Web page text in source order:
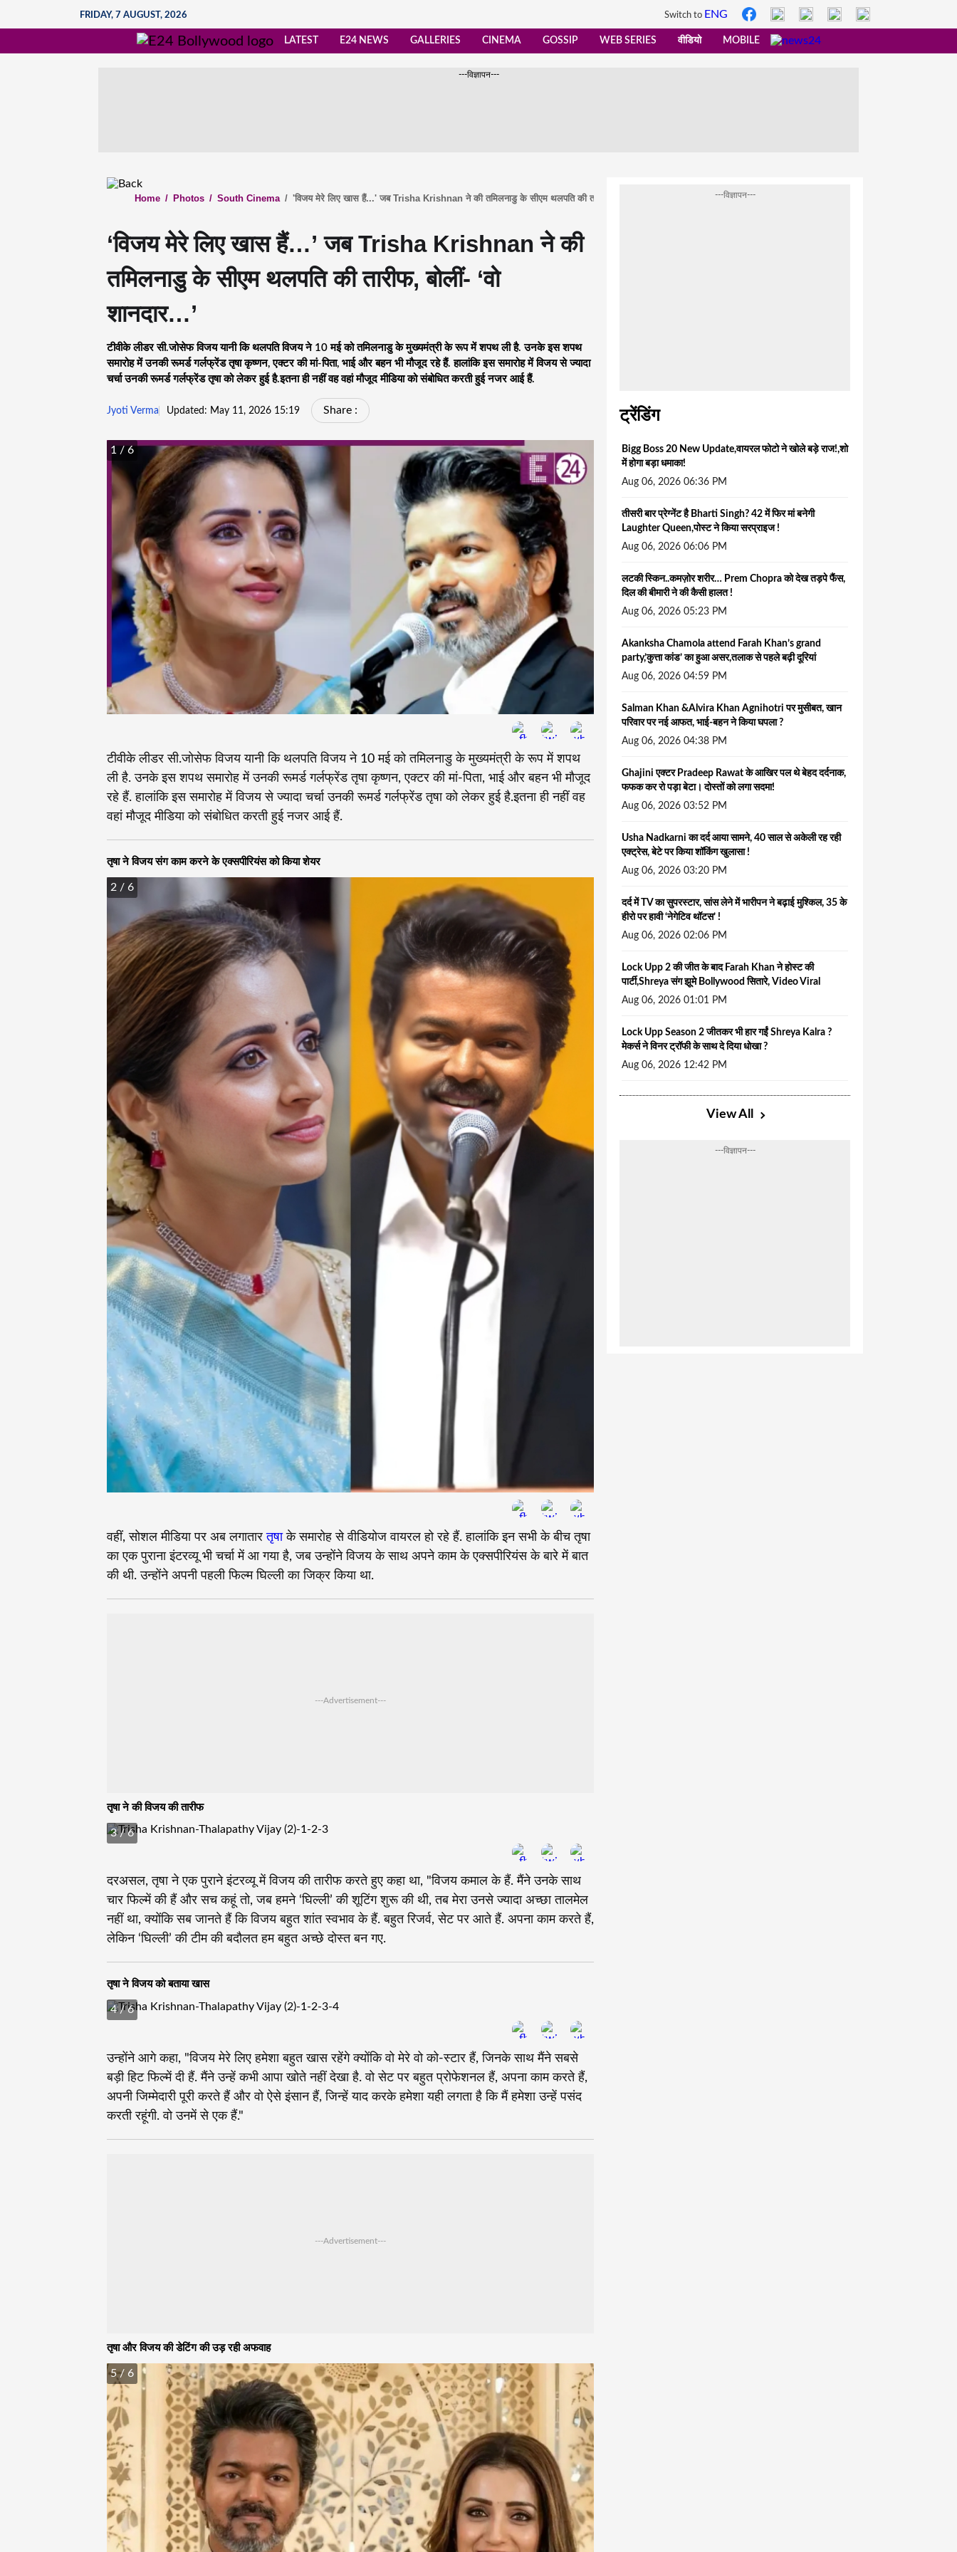
FRIDAY, 7 AUGUST, 2026 Switch to ENG
LATEST E24 NEWS GALLERIES CINEMA GOSSIP WEB SERIES वीडियो MOBILE
---विज्ञापन---
Home / Photos / South Cinema / 'विजय मेरे लिए खास हैं...' जब Trisha Krishnan ने की तमिलनाडु के सीएम थलपति की तारीफ, बोलीं- 'वो शानदार...'
‘विजय मेरे लिए खास हैं…’ जब Trisha Krishnan ने की
तमिलनाडु के सीएम थलपति की तारीफ, बोलीं- ‘वो
शानदार…’
टीवीके लीडर सी.जोसेफ विजय यानी कि थलपति विजय ने 10 मई को तमिलनाडु के मुख्यमंत्री के रूप में शपथ ली है. उनके इस शपथ
समारोह में उनकी रूमर्ड गर्लफ्रेंड तृषा कृष्णन, एक्टर की मां-पिता, भाई और बहन भी मौजूद रहे हैं. हालांकि इस समारोह में विजय से ज्यादा
चर्चा उनकी रूमर्ड गर्लफ्रेंड तृषा को लेकर हुई है.इतना ही नहीं वह वहां मौजूद मीडिया को संबोधित करती हुई नजर आई हैं.
Jyoti Verma Updated: May 11, 2026 15:19 Share :
1 / 6
टीवीके लीडर सी.जोसेफ विजय यानी कि थलपति विजय ने 10 मई को तमिलनाडु के मुख्यमंत्री के रूप में शपथ
ली है. उनके इस शपथ समारोह में उनकी रूमर्ड गर्लफ्रेंड तृषा कृष्णन, एक्टर की मां-पिता, भाई और बहन भी मौजूद
रहे हैं. हालांकि इस समारोह में विजय से ज्यादा चर्चा उनकी रूमर्ड गर्लफ्रेंड तृषा को लेकर हुई है.इतना ही नहीं वह
वहां मौजूद मीडिया को संबोधित करती हुई नजर आई हैं.
तृषा ने विजय संग काम करने के एक्सपीरियंस को किया शेयर
2 / 6
वहीं, सोशल मीडिया पर अब लगातारतृषाके समारोह से वीडियोज वायरल हो रहे हैं. हालांकि इन सभी के बीच तृषा
का एक पुराना इंटरव्यू भी चर्चा में आ गया है, जब उन्होंने विजय के साथ अपने काम के एक्सपीरियंस के बारे में बात
की थी. उन्होंने अपनी पहली फिल्म घिल्ली का जिक्र किया था.
---Advertisement---
तृषा ने की विजय की तारीफ
3/ 6
दरअसल, तृषा ने एक पुराने इंटरव्यू में विजय की तारीफ करते हुए कहा था, "विजय कमाल के हैं. मैंने उनके साथ
चार फिल्में की हैं और सच कहूं तो, जब हमने ‘घिल्ली’ की शूटिंग शुरू की थी, तब मेरा उनसे ज्यादा अच्छा तालमेल
नहीं था, क्योंकि सब जानते हैं कि विजय बहुत शांत स्वभाव के हैं. बहुत रिजर्व, सेट पर आते हैं. अपना काम करते हैं,
लेकिन ‘घिल्ली’ की टीम की बदौलत हम बहुत अच्छे दोस्त बन गए.
तृषा ने विजय को बताया खास
4/ 6
उन्होंने आगे कहा, "विजय मेरे लिए हमेशा बहुत खास रहेंगे क्योंकि वो मेरे वो को-स्टार हैं, जिनके साथ मैंने सबसे
बड़ी हिट फिल्में दी हैं. मैंने उन्हें कभी आपा खोते नहीं देखा है. वो सेट पर बहुत प्रोफेशनल हैं, अपना काम करते हैं,
अपनी जिम्मेदारी पूरी करते हैं और वो ऐसे इंसान हैं, जिन्हें याद करके हमेशा यही लगता है कि मैं हमेशा उन्हें पसंद
करती रहूंगी. वो उनमें से एक हैं."
---Advertisement---
तृषा और विजय की डेटिंग की उड़ रही अफवाह
5/ 6
---विज्ञापन---
ट्रेंडिंग
Bigg Boss 20 New Update,वायरल फोटो ने खोले बड़े राज!,शो
में होगा बड़ा धमाका!
Aug 06, 2026 06:36 PM
तीसरी बार प्रेग्नेंट है Bharti Singh? 42 में फिर मां बनेगी
Laughter Queen,पोस्ट ने किया सरप्राइज !
Aug 06, 2026 06:06 PM
लटकी स्किन..कमज़ोर शरीर… Prem Chopra को देख तड़पे फैंस,
दिल की बीमारी ने की कैसी हालत !
Aug 06, 2026 05:23 PM
Akanksha Chamola attend Farah Khan’s grand
party,’कुत्ता कांड’ का हुआ असर,तलाक से पहले बढ़ी दूरियां
Aug 06, 2026 04:59 PM
Salman Khan &Alvira Khan Agnihotri पर मुसीबत, खान
परिवार पर नई आफत, भाई-बहन ने किया घपला ?
Aug 06, 2026 04:38 PM
Ghajini एक्टर Pradeep Rawat के आखिर पल थे बेहद दर्दनाक,
फफक कर रो पड़ा बेटा। दोस्तों को लगा सदमा!
Aug 06, 2026 03:52 PM
Usha Nadkarni का दर्द आया सामने, 40 साल से अकेली रह रही
एक्ट्रेस, बेटे पर किया शॉकिंग खुलासा !
Aug 06, 2026 03:20 PM
दर्द में TV का सुपरस्टार, सांस लेने में भारीपन ने बढ़ाई मुश्किल, 35 के
हीरो पर हावी ‘नेगेटिव थॉटस’ !
Aug 06, 2026 02:06 PM
Lock Upp 2 की जीत के बाद Farah Khan ने होस्ट की
पार्टी,Shreya संग झूमे Bollywood सितारे, Video Viral
Aug 06, 2026 01:01 PM
Lock Upp Season 2 जीतकर भी हार गईं Shreya Kalra ?
मेकर्स ने विनर ट्रॉफी के साथ दे दिया धोखा ?
Aug 06, 2026 12:42 PM
View All
---विज्ञापन---